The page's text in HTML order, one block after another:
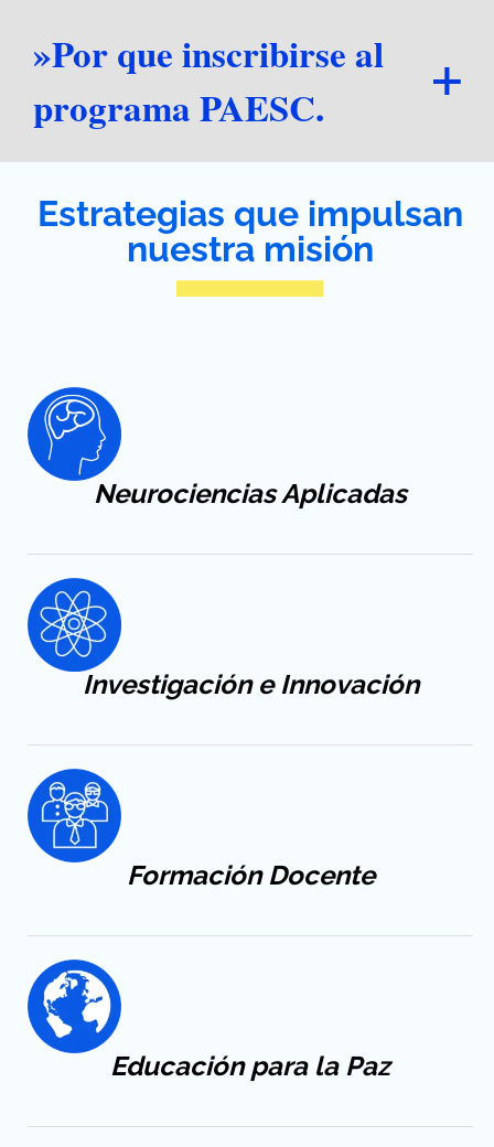
»Por que inscribirse al
programa PAESC.
Estrategias que impulsan
nuestra misión
Neurociencias Aplicadas
Investigación e Innovación
FormaciónDocente
Educaciónpara la Paz